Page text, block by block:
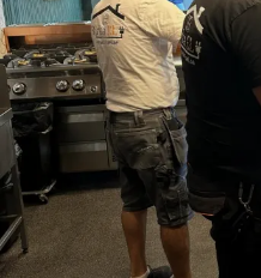
Säkerhet och
behöver veta
elektriker i Solna
När det handlar om el i
för chansningar. Ett korrekt